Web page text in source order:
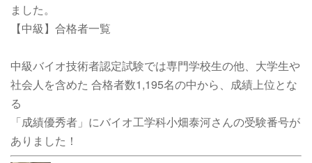
ました。
【中級】合格者一覧
中級バイオ技術者認定試験では専門学校生の他、大学生や
社会人を含めた 合格者数1,195名の中から、成績上位とな
る
「成績優秀者」にバイオ工学科小畑泰河さんの受験番号が
ありました！